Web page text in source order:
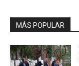
MÁS POPULAR